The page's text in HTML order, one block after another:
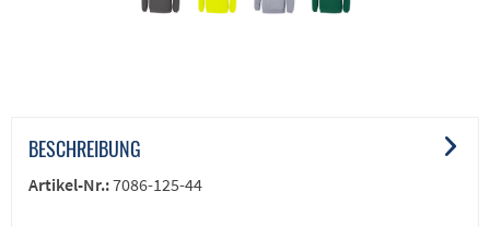
BESCHREIBUNG
Artikel-Nr.:7086-125-44